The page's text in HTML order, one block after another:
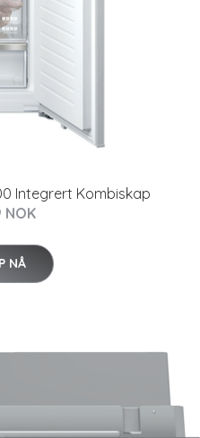
Integrert Kombiskap
NOK
NÅ